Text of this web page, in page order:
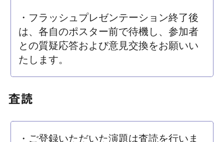
・フラッシュプレゼンテーション終了後
は、各自のポスター前で待機し、参加者
との質疑応答および意見交換をお願いい
たします。
査読
・ご登録いただいた演題は査読を行いま